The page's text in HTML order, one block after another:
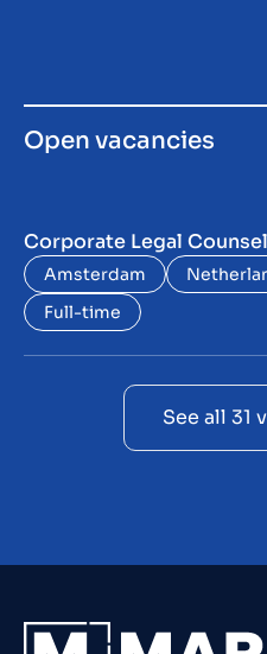
Open vacancies
Corporate Legal Counsel
Amsterdam
Full-time
See all 31